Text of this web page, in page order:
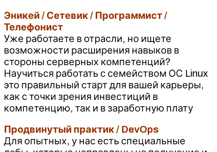
Эникей / Сетевик / Программист /
Телефонист
Уже работаете в отрасли, но ищете
возможности расширения навыков в
стороны серверных компетенций?
Научиться работать с семейством ОС Linux
это правильный старт для вашей карьеры,
как с точки зрения инвестиций в
компетенцию, так и в заработную плату
Продвинутый практик / DevOps
Для опытных, у нас есть специальные